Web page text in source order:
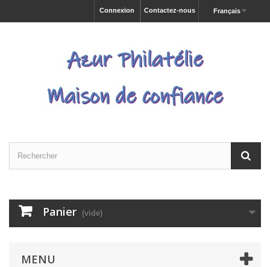
Français
Contactez-nous
Connexion
Panier (vide)
MENU